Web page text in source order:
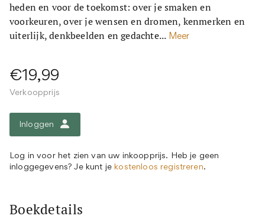
heden en voor de toekomst: over je smaken en
voorkeuren, over je wensen en dromen, kenmerken en
uiterlijk, denkbeelden en gedachte... Meer
€19,99
Verkoopprijs
Inloggen
Log in voor het zien van uw inkoopprijs. Heb je geen
inloggegevens? Je kunt je kostenloos registreren.
Boekdetails